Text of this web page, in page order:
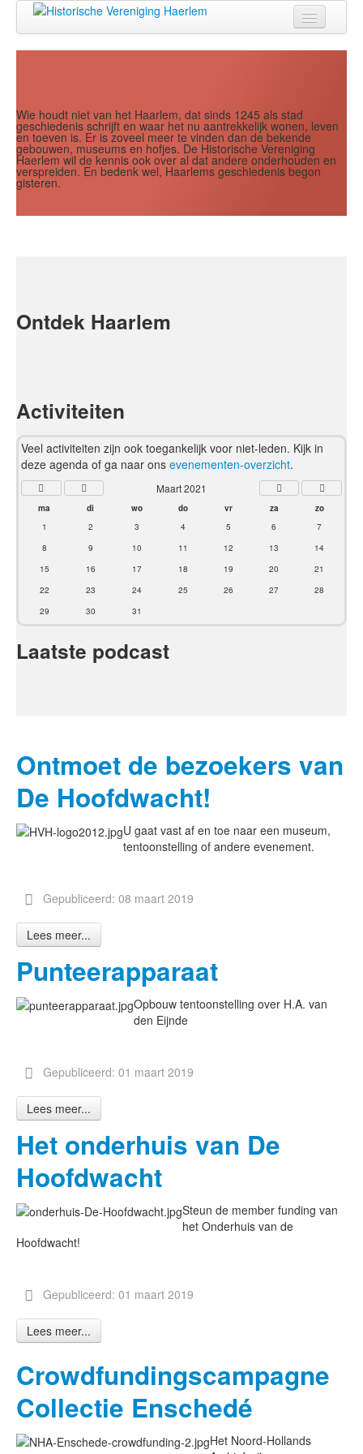
Zien
Lezen
Over ons
Wie houdt niet van het Haarlem, dat sinds 1245 als stad
geschiedenis schrijft en waar het nu aantrekkelijk wonen, leven
en toeven is. Er is zoveel meer te vinden dan de bekende
gebouwen, museums en hofjes. De Historische Vereniging
Haerlem wil de kennis ook over al dat andere onderhouden en
verspreiden. En bedenk wel, Haarlems geschiedenis begon
gisteren.
Ontdek Haarlem
Activiteiten
Veel activiteiten zijn ook toegankelijk voor niet-leden. Kijk in
deze agenda of ga naar ons evenementen-overzicht.
Jaar Maand Jaar
Maand
Maart 2021
ma di wo do vr za
zo
1
2 3 4 5 6
7
8
9 10 11 12 13
14
15
16 17 18 19 20
21
22
23 24 25 26 27
28
29
30 31
Laatste podcast
Ontmoet de bezoekers van
De Hoofdwacht!
U gaat vast af en toe naar een museum,
tentoonstelling of andere evenement.
Gepubliceerd: 08 maart 2019
Lees meer...
Punteerapparaat
Opbouw tentoonstelling over H.A. van
den Eijnde
Gepubliceerd: 01 maart 2019
Lees meer...
Het onderhuis van De
Hoofdwacht
Steun de member funding van
het Onderhuis van de
Hoofdwacht!
Gepubliceerd: 01 maart 2019
Lees meer...
Crowdfundingscampagne
Collectie Enschedé
Het Noord-Hollands